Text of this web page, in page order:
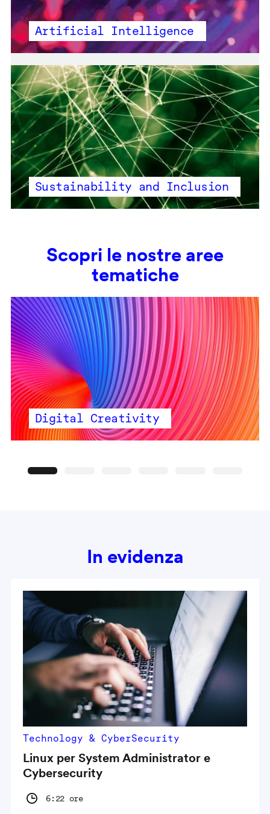
Artificial Intelligence
Sustainability and Inclusion
Scopri le nostre aree
tematiche
Digital Creativity
In evidenza
Technology & CyberSecurity
Linux per System Administrator e
Cybersecurity
6:22 ore